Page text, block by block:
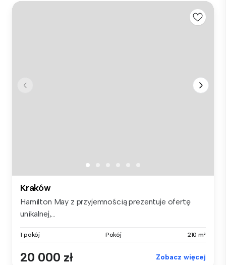
Kraków
Hamilton May z przyjemnością prezentuje ofertę
unikalnej,...
1 pokój Pokój 210 m²
20 000 zł Zobacz więcej